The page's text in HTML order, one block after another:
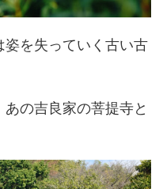
を失っていく古い古
の吉良家の菩提寺と